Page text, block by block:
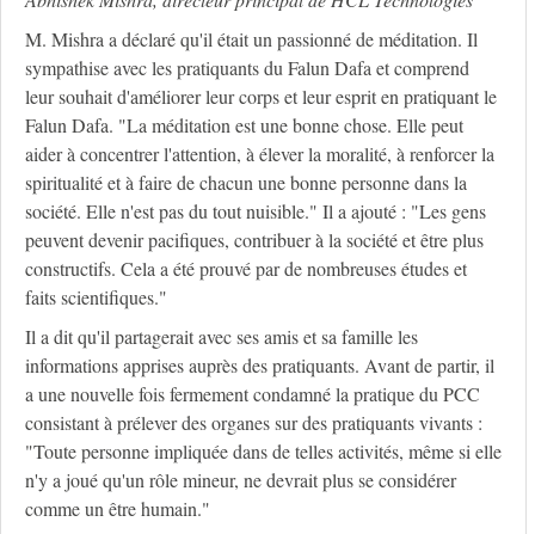
M. Mishra a déclaré qu'il était un passionné de méditation. Il
sympathise avec les pratiquants du Falun Dafa et comprend
leur souhait d'améliorer leur corps et leur esprit en pratiquant le
Falun Dafa. "La méditation est une bonne chose. Elle peut
aider à concentrer l'attention, à élever la moralité, à renforcer la
spiritualité et à faire de chacun une bonne personne dans la
société. Elle n'est pas du tout nuisible." Il a ajouté : "Les gens
peuvent devenir pacifiques, contribuer à la société et être plus
constructifs. Cela a été prouvé par de nombreuses études et
faits scientifiques."
Il a dit qu'il partagerait avec ses amis et sa famille les
informations apprises auprès des pratiquants. Avant de partir, il
a une nouvelle fois fermement condamné la pratique du PCC
consistant à prélever des organes sur des pratiquants vivants :
"Toute personne impliquée dans de telles activités, même si elle
n'y a joué qu'un rôle mineur, ne devrait plus se considérer
comme un être humain."